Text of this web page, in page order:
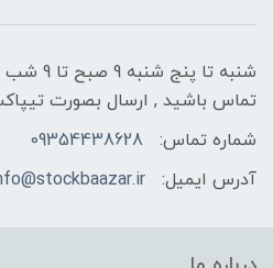
شنبه تا
تماس باشید , ارسال بصورت
شماره تماس:
09354438628
آدرس ایمیل: